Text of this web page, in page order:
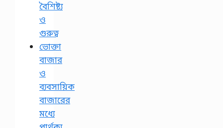
বৈশিষ্ট্য
ও
গুরুত্ব
ভোক্তা
বাজার
ও
ব্যবসায়িক
বাজারের
মধ্যে